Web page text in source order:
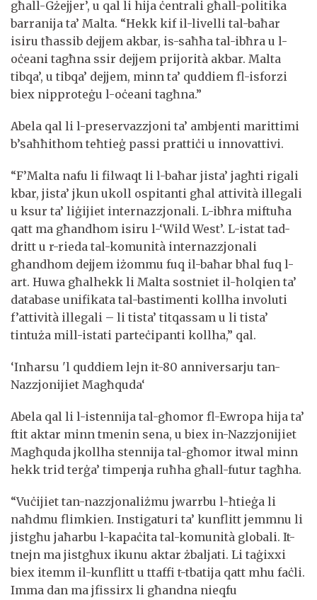
għall-Gżejjer’, u qal li hija ċentrali għall-politika
barranija ta’ Malta. “Hekk kif il-livelli tal-baħar
isiru tħassib dejjem akbar, is-saħħa tal-ibħra u l-
oċeani tagħna ssir dejjem prijorità akbar. Malta
tibqa’, u tibqa’ dejjem, minn ta’ quddiem fl-isforzi
biex nipproteġu l-oċeani tagħna.”
Abela qal li l-preservazzjoni ta’ ambjenti marittimi
b’saħħithom teħtieġ passi prattiċi u innovattivi.
“F’Malta nafu li filwaqt li l-baħar jista’ jagħti rigali
kbar, jista’ jkun ukoll ospitanti għal attività illegali
u ksur ta’ liġijiet internazzjonali. L-ibħra miftuħa
qatt ma għandhom isiru l-‘Wild West’. L-istat tad-
dritt u r-rieda tal-komunità internazzjonali
għandhom dejjem iżommu fuq il-baħar bħal fuq l-
art. Huwa għalhekk li Malta sostniet il-ħolqien ta’
database unifikata tal-bastimenti kollha involuti
f’attività illegali – li tista’ titqassam u li tista’
tintuża mill-istati parteċipanti kollha,” qal.
‘Inħarsu 'l quddiem lejn it-80 anniversarju tan-
Nazzjonijiet Magħquda‘
Abela qal li l-istennija tal-għomor fl-Ewropa hija ta’
ftit aktar minn tmenin sena, u biex in-Nazzjonijiet
Magħquda jkollha stennija tal-għomor itwal minn
hekk trid terġa’ timpenja ruħha għall-futur tagħha.
“Vuċijiet tan-nazzjonaliżmu jwarrbu l-ħtieġa li
naħdmu flimkien. Instigaturi ta’ kunflitt jemmnu li
jistgħu jaħarbu l-kapaċita tal-komunità globali. It-
tnejn ma jistgħux ikunu aktar żbaljati. Li taġixxi
biex itemm il-kunflitt u ttaffi t-tbatija qatt mhu faċli.
Imma dan ma jfissirx li għandna nieqfu